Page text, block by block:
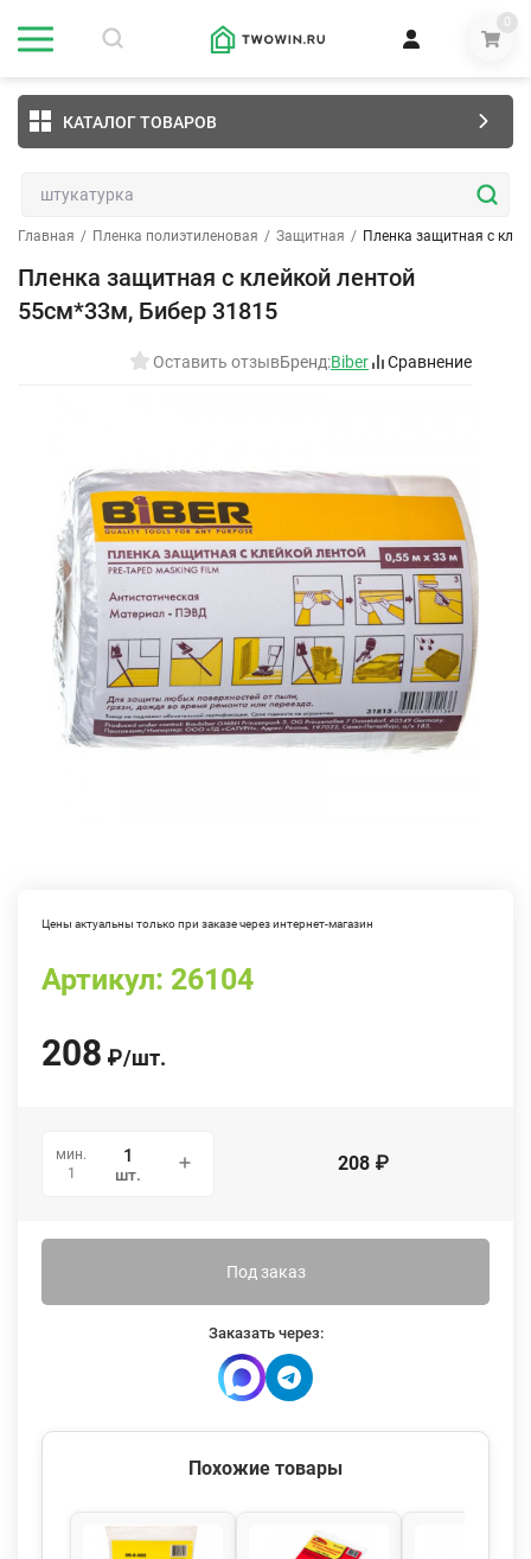
0
КАТАЛОГ ТОВАРОВ
Главная / Пленка полиэтиленовая / Защитная / Пленка защитная с
Пленка защитная с клейкой лентой
55см*33м, Бибер 31815
Оставить отзывБренд:Biber Сравнение
Цены актуальны только при заказе через интернет-магазин
Артикул: 26104
208 ₽/шт.
мин.
1
шт. 208 ₽
Под заказ
Заказать через:
Похожие товары